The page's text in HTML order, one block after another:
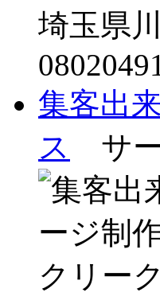
埼玉県
集客出
ス
サー